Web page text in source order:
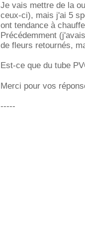
Je vais mettre de la
ceux-ci), mais j'ai 5
ont tendance à
Précédemment
de fleurs retournés,
Est-ce que du tube
Merci pour vos
-----